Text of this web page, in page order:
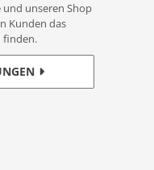
unseren Shop
Kunden das
finden.